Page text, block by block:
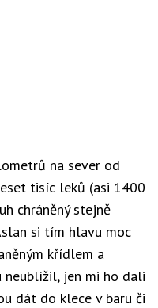
na sever od
tisíc leků (asi 1400
chráněný stejně
si tím hlavu moc
křídlem a
neublížil, jen mi ho dali
dát do klece v baru či